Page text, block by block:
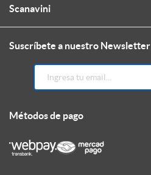
Scanavini
Suscríbete a nuestro Newsletter
Métodos de pago